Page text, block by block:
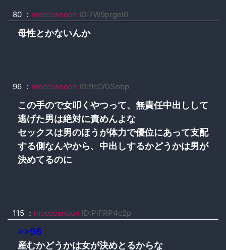
80 ： moccosnoon ID:7W9prgel0
母性とかないんか
96 ： moccosnoon ID:9cO/GSobp
この手ので女叩くやつって、無責任中出しして
逃げた男は絶対に責めんよな
セックスは男のほうが体力で優位にあって支配
する側なんやから、中出しするかどうかは男が
決めてるのに
115 ： moccosnoon ID:PlFRP4c2p
>>96
産むかどうかは女が決めとるからな